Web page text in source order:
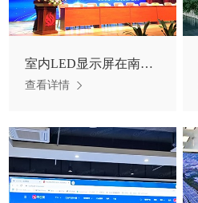
室内LED显示屏在南粤校长论坛
查看详情